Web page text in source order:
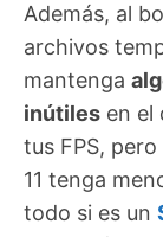
Además, al
archivos
mantenga
inútiles en el
tus FPS,
11 tenga
todo si es un